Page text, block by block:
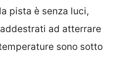
pista è senza luci,
ad atterrare
sono sotto